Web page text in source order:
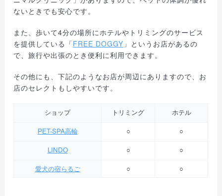
ないときでも安心です。
また、歩いて4分の場所にホテルやトリミングのサービス
を提供している「FREE DOGGY 」というお店があるの
で、旅行や出張のとき便利に利用できます。
その他にも、下記のようなお店が周辺にありますので、お
店のセレクトもしやすいです。
ショップ トリミング
ホテル
PET-SPA高輪
○
○
LINDO
○
○
愛犬の宿らるご
○ ○